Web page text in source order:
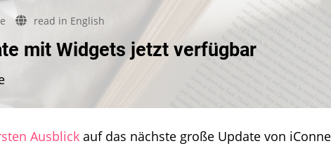
zu
Großes
jetzt
read in English
mit Widgets jetzt verfügbar
Ausblick auf das nächste große Update von